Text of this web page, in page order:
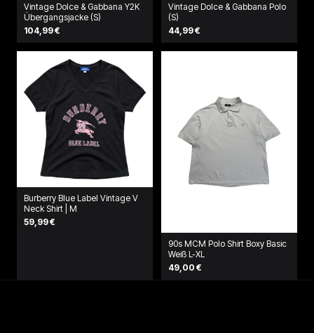
Vintage Dolce & Gabbana Y2K
Übergangsjacke (S)
104,99 €
Vintage Dolce & Gabbana Polo
(S)
44,99 €
Burberry Blue Label Vintage V
Neck Shirt | M
59,99 €
90s MCM Polo Shirt Boxy Basic
Weiß L-XL
49,00 €